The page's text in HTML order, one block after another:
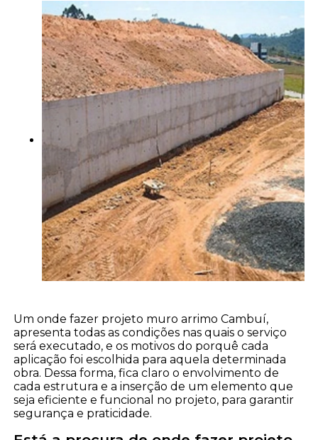
Um onde fazer projeto muro arrimo Cambuí,
apresenta todas as condições nas quais o serviço
será executado, e os motivos do porquê cada
aplicação foi escolhida para aquela determinada
obra. Dessa forma, fica claro o envolvimento de
cada estrutura e a inserção de um elemento que
seja eficiente e funcional no projeto, para garantir
segurança e praticidade.